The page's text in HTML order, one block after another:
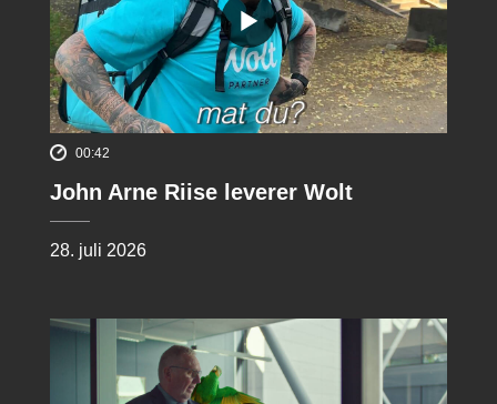
00:42
John Arne Riise leverer Wolt
28. juli 2026